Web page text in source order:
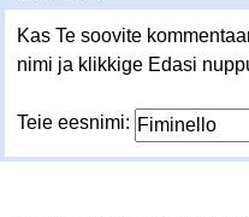
Kas Te soovite
nimi ja klikkige Edasi
Teie eesnimi: